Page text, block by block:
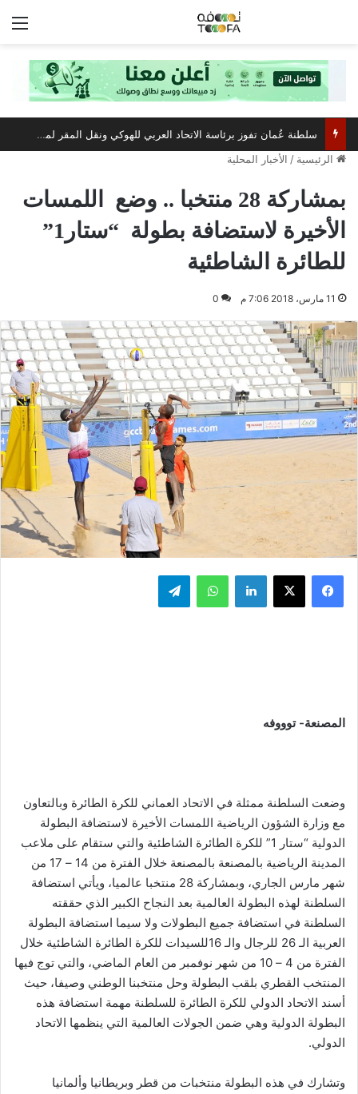
الرئيسية / الأخبار المحلية
بمشاركة 28 منتخبا .. وضع اللمسات
الأخيرة لاستضافة بطولة “ستار1”
للطائرة الشاطئية
11 مارس، 2018 7:06 م 0
فيسبوك ‫X لينكدإن واتساب تيلقرام
المصنعة- توووفه
وضعت السلطنة ممثلة في الاتحاد العماني للكرة الطائرة وبالتعاون
مع وزارة الشؤون الرياضية اللمسات الأخيرة لاستضافة البطولة
الدولية “ستار 1” للكرة الطائرة الشاطئية والتي ستقام على ملاعب
المدينة الرياضية بالمصنعة بالمصنعة خلال الفترة من 14 – 17 من
شهر مارس الجاري، وبمشاركة 28 منتخبا عالميا، ويأتي استضافة
السلطنة لهذه البطولة العالمية بعد النجاح الكبير الذي حققته
السلطنة في استضافة جميع البطولات ولا سيما استضافة البطولة
العربية الـ 26 للرجال والـ 16للسيدات للكرة الطائرة الشاطئية خلال
الفترة من 4 – 10 من شهر نوفمبر من العام الماضي، والتي توج فيها
المنتخب القطري بلقب البطولة وحل منتخبنا الوطني وصيفا، حيث
أسند الاتحاد الدولي للكرة الطائرة للسلطنة مهمة استضافة هذه
البطولة الدولية وهي ضمن الجولات العالمية التي ينظمها الاتحاد
الدولي.
وتشارك في هذه البطولة منتخبات من قطر وبريطانيا وألمانيا